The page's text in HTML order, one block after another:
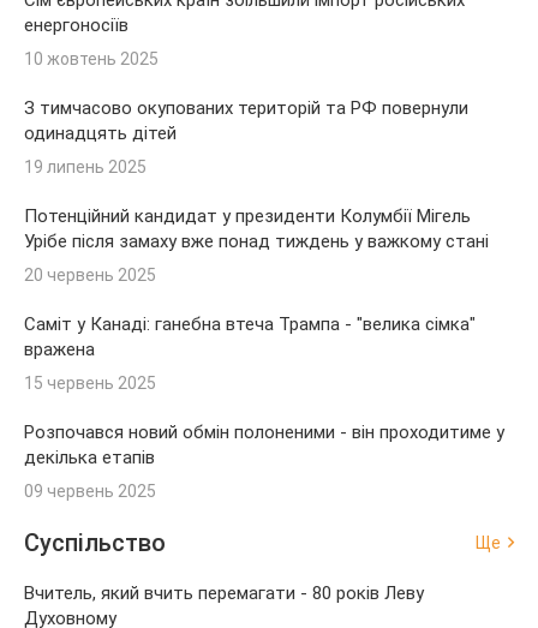
енергоносіїв
10 жовтень 2025
З тимчасово окупованих територій та РФ повернули
одинадцять дітей
19 липень 2025
Потенційний кандидат у президенти Колумбії Мігель
Урібе після замаху вже понад тиждень у важкому стані
20 червень 2025
Саміт у Канаді: ганебна втеча Трампа - "велика сімка"
вражена
15 червень 2025
Розпочався новий обмін полоненими - він проходитиме у
декілька етапів
09 червень 2025
Суспільство Ще
Вчитель, який вчить перемагати - 80 років Леву
Духовному